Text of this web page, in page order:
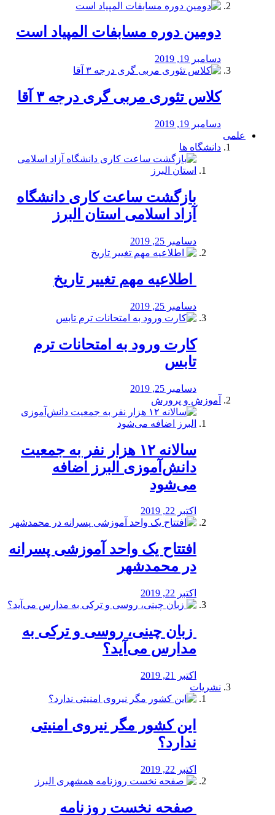
دومین دوره مسابفات المپیاد است
دسامبر 19, 2019
کلاس تئوری مربی گری درجه ۳ آقا
دسامبر 19, 2019
علمی
دانشگاه ها
بازگشت ساعت کاری دانشگاه
آزاد اسلامی استان البرز
دسامبر 25, 2019
️ اطلاعیه مهم تغییر تاریخ
دسامبر 25, 2019
کارت ورود به امتحانات ترم
تابس
دسامبر 25, 2019
آموزش و پرورش
️سالانه ۱۲ هزار نفر به جمعیت
دانش‌آموزی البرز اضافه
می‌شود
اکتبر 22, 2019
افتتاح یک واحد آموزشی پسرانه
در محمدشهر
اکتبر 22, 2019
️ زبان چینی، روسی و ترکی به
مدارس می‌آید؟
اکتبر 21, 2019
نشریات
این کشور مگر نیروی امنیتی
ندارد؟
اکتبر 22, 2019
️ صفحه نخست روزنامه‌